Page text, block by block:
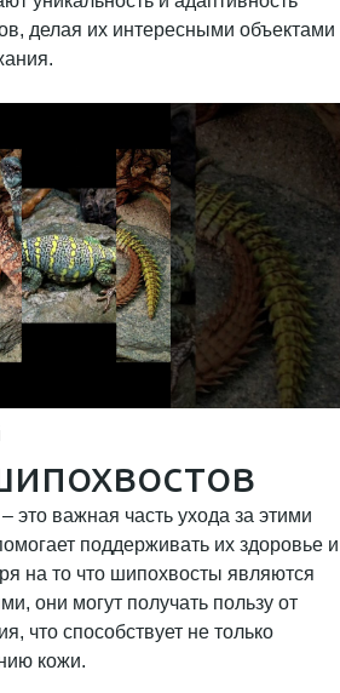
делая их интересными объектами
это важная часть ухода за этими
поддерживать их здоровье и
на то что шипохвосты являются
они могут получать пользу от
что способствует не только
кожи.